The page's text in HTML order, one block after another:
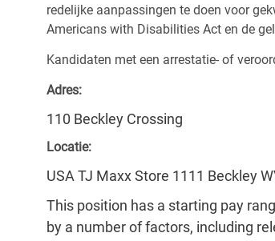
redelijke aanpassingen te doen voor
Americans with Disabilities Act en de
Kandidaten met een arrestatie- of
Adres:
110 Beckley Crossing
Locatie:
USA TJ Maxx Store 1111 Beckley
This position has a starting pay
by a number of factors, including